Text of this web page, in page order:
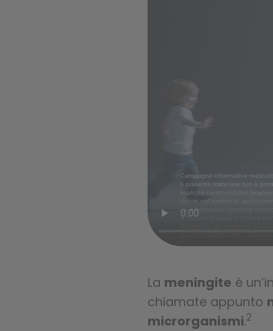
La meningite è
chiamate appunto
microrganismi.2